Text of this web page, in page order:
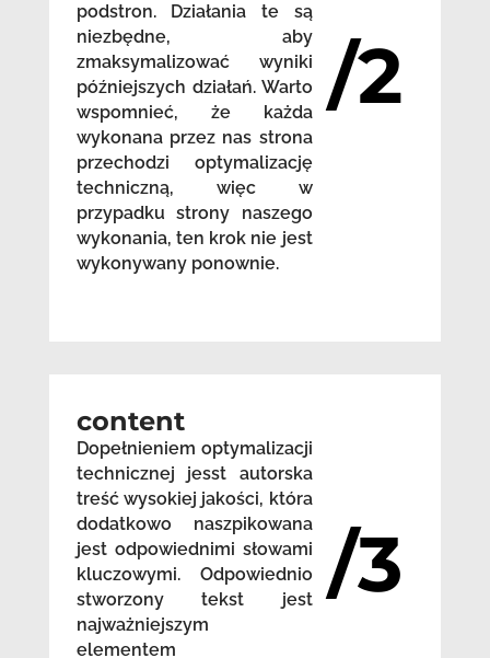
podstron. Działania te są
niezbędne, aby
zmaksymalizować wyniki
późniejszych działań. Warto
wspomnieć, że każda
wykonana przez nas strona
przechodzi optymalizację
techniczną, więc w
przypadku strony naszego
wykonania, ten krok nie jest
wykonywany ponownie.
/2
content
Dopełnieniem optymalizacji
technicznej jesst autorska
treść wysokiej jakości, która
dodatkowo naszpikowana
jest odpowiednimi słowami
kluczowymi. Odpowiednio
stworzony tekst jest
najważniejszym
elementem
/3